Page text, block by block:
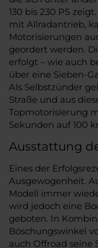
130 bis 230 PS
mit Allradantrieb,
Motorisierungen
geordert werden.
erfolgt – wie auch
über eine Sieben-
Als Selbstzünder
Straße und aus
Topmotorisierung
Sekunden auf 100
Ausstattung
Eines der
Ausgewogenheit.
Modell immer
wird jedoch eine
geboten. In
Böschungswinkel
auch Offroad seine